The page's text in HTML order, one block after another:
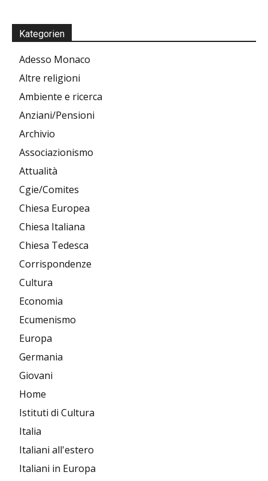
Kategorien
Adesso Monaco
Altre religioni
Ambiente e ricerca
Anziani/Pensioni
Archivio
Associazionismo
Attualità
Cgie/Comites
Chiesa Europea
Chiesa Italiana
Chiesa Tedesca
Corrispondenze
Cultura
Economia
Ecumenismo
Europa
Germania
Giovani
Home
Istituti di Cultura
Italia
Italiani all'estero
Italiani in Europa